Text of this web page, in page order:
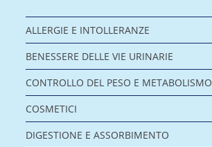
ALLERGIE E INTOLLERANZE
BENESSERE DELLE VIE URINARIE
CONTROLLO DEL PESO E METABOLISMO
COSMETICI
DIGESTIONE E ASSORBIMENTO